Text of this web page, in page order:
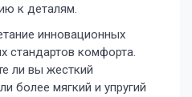
к деталям.
инновационных
стандартов комфорта.
ли вы жесткий
более мягкий и упругий